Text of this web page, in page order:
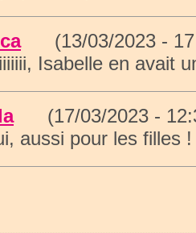
(13/03/2023 -
Isabelle en avait
(17/03/2023 -
aussi pour les filles !